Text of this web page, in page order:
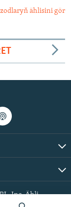
ählisini gör
Inc. Ähli